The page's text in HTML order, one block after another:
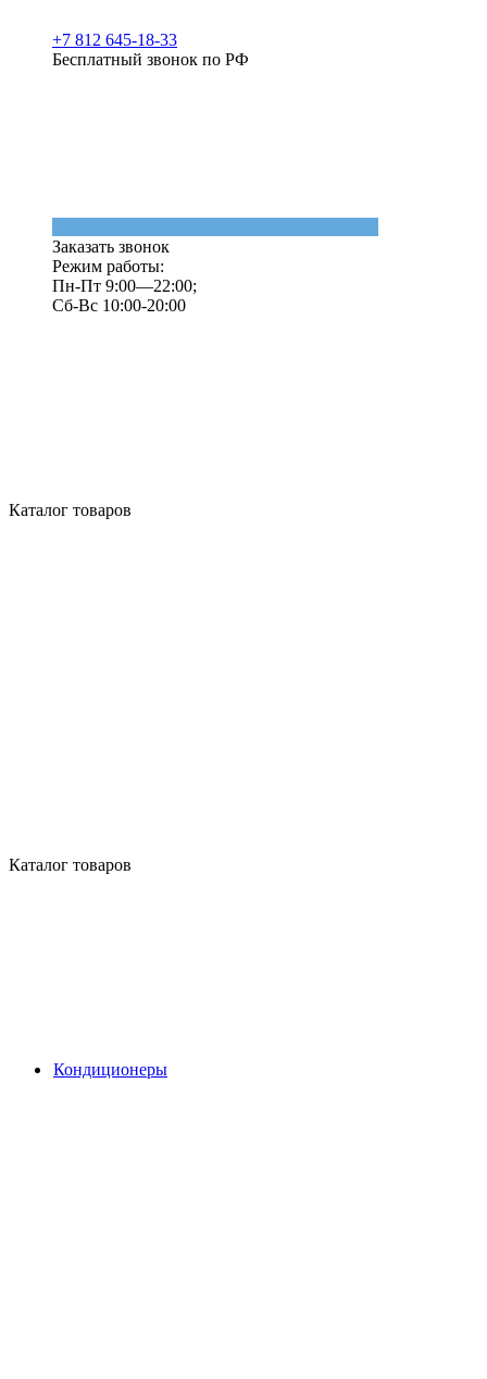
+7 812 645-18-33
Бесплатный звонок по РФ
Заказать звонок
Режим работы:
Пн-Пт 9:00—22:00;
Сб-Вс 10:00-20:00
Каталог товаров
Каталог товаров
Кондиционеры